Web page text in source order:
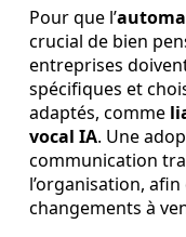
Pour que l’
crucial de bien
entreprises
spécifiques et
adaptés, comme
vocal IA. Une
communication
l’organisation,
changements à